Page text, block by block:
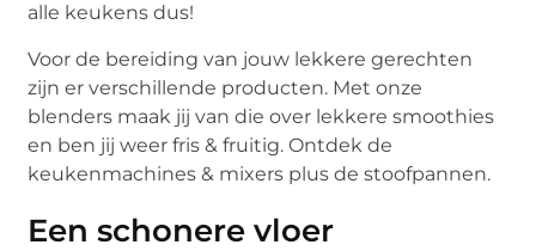
alle keukens dus!
Voor de bereiding van jouw lekkere gerechten
zijn er verschillende producten. Met onze
blenders maak jij van die over lekkere smoothies
en ben jij weer fris & fruitig. Ontdek de
keukenmachines & mixers plus de stoofpannen.
Een schonere vloer